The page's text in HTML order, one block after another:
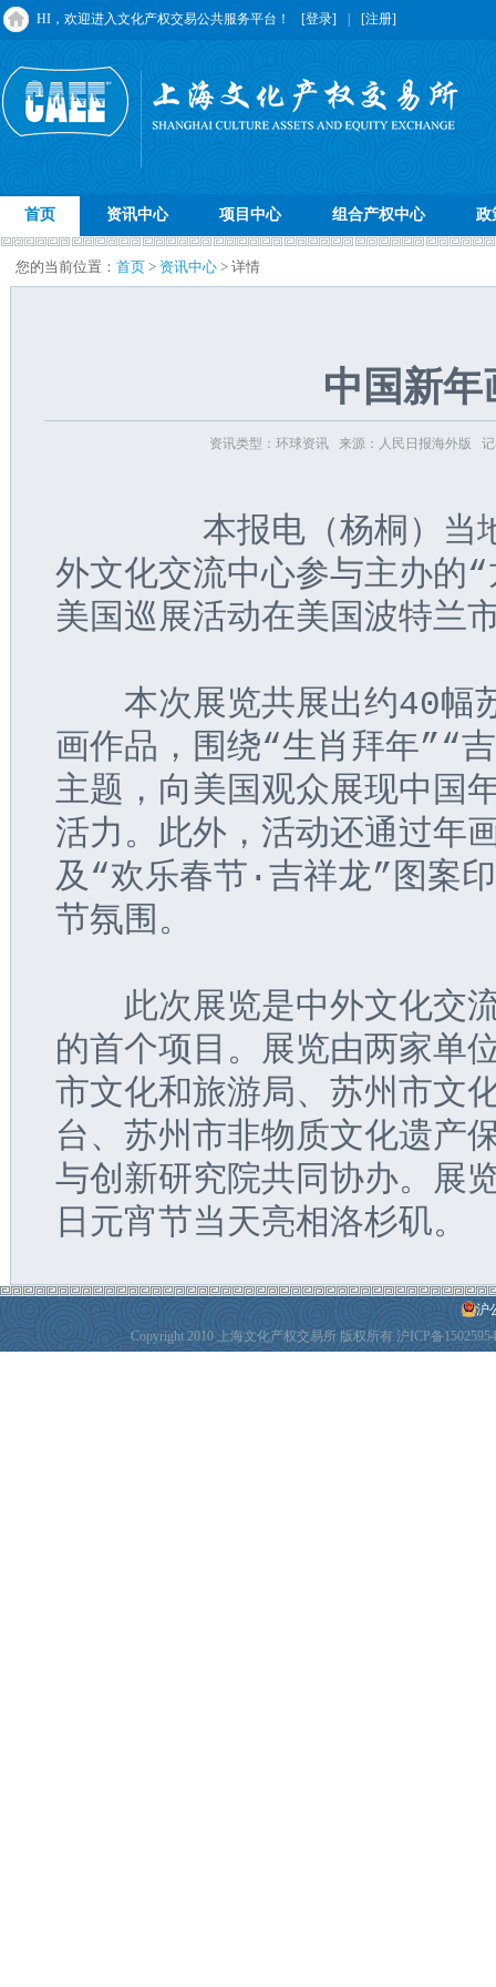
HI，欢迎进入文化产权交易公共服务平台！ [登录] [注册]
首页 资讯中心 项目中心 组合产权中心 政
您的当前位置： 首页 > 资讯中心 > 详情
中国新年
资讯类型：环球资讯 来源：人民日报海外版 记
本报电（杨桐）当地时
外文化交流中心参与主办的
美国巡展活动在美国波特兰
本次展览共展出约40幅苏
画作品，围绕“生肖拜年”“
主题，向美国观众展现中国
活力。此外，活动还通过年
及“欢乐春节·吉祥龙”图案
节氛围。
此次展览是中外文化交流
的首个项目。展览由两家单
市文化和旅游局、苏州市文
台、苏州市非物质文化遗产
与创新研究院共同协办。展
日元宵节当天亮相洛杉矶。
沪
Copyright 2010 上海文化产权交易所 版权所有沪ICP备